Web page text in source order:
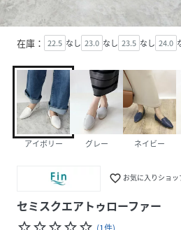
在庫： 22.5 なし 23.0 なし 23.5 なし 24.0
アイボリー グレー ネイビー
favorite_border お気に入りショ
セミスクエアトゥローファー
star_borderstar_borderstar_borderstar_borderstar_border